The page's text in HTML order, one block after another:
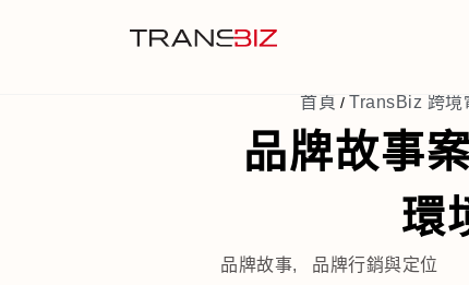
首頁 / TransBiz 跨境
品牌故事
環
品牌故事, 品牌行銷與定位